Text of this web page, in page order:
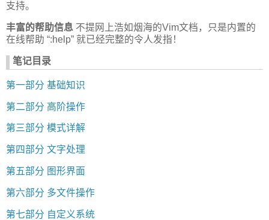
支持。
丰富的帮助信息 不提网上浩如烟海的Vim文档，只是内置的
在线帮助 “:help” 就已经完整的令人发指！
笔记目录
第一部分 基础知识
第二部分 高阶操作
第三部分 模式详解
第四部分 文字处理
第五部分 图形界面
第六部分 多文件操作
第七部分 自定义系统